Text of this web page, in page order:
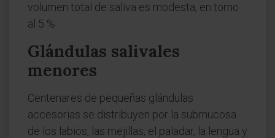
volumen total de saliva es modesta, en torno
al 5 %.
Glándulas salivales
menores
Centenares de pequeñas glándulas
accesorias se distribuyen por la submucosa
de los labios, las mejillas, el paladar, la lengua y